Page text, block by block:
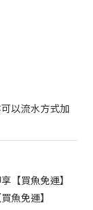
以流水方式加
【買魚免運】
魚免運】